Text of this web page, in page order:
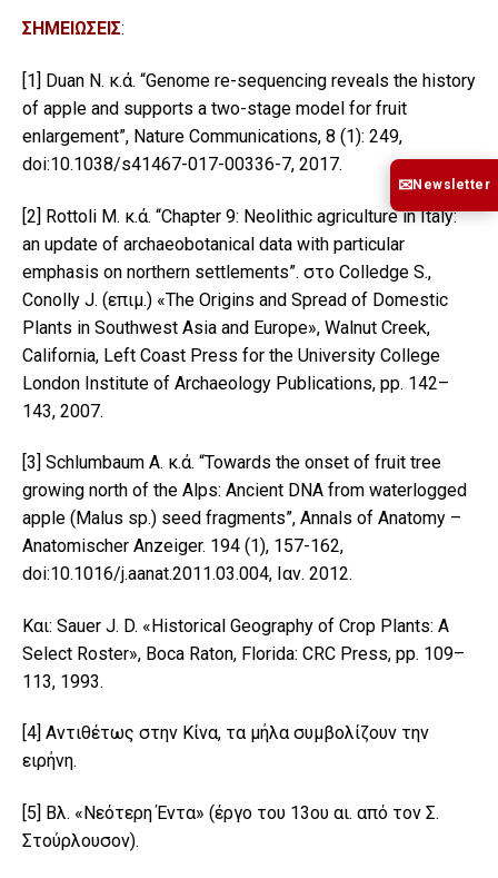
ΣΗΜΕΙΩΣΕΙΣ:
[1] Duan N. κ.ά. “Genome re-sequencing reveals the history
of apple and supports a two-stage model for fruit
enlargement”, Nature Communications, 8 (1): 249,
doi:10.1038/s41467-017-00336-7, 2017.
[2] Rottoli M. κ.ά. “Chapter 9: Neolithic agriculture in Italy:
an update of archaeobotanical data with particular
emphasis on northern settlements”. στο Colledge S.,
Conolly J. (επιμ.) «The Origins and Spread of Domestic
Plants in Southwest Asia and Europe», Walnut Creek,
California, Left Coast Press for the University College
London Institute of Archaeology Publications, pp. 142–
143, 2007.
[3] Schlumbaum A. κ.ά. “Towards the onset of fruit tree
growing north of the Alps: Ancient DNA from waterlogged
apple (Malus sp.) seed fragments”, Annals of Anatomy –
Anatomischer Anzeiger. 194 (1), 157-162,
doi:10.1016/j.aanat.2011.03.004, Ιαν. 2012.
Και: Sauer J. D. «Historical Geography of Crop Plants: A
Select Roster», Boca Raton, Florida: CRC Press, pp. 109–
113, 1993.
[4] Αντιθέτως στην Κίνα, τα μήλα συμβολίζουν την
ειρήνη.
[5] Βλ. «Νεότερη Έντα» (έργο του 13ου αι. από τον Σ.
Στούρλουσον).
✉Newsletter